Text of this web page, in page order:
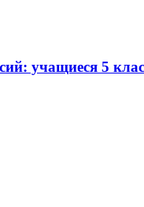
учащиеся 5